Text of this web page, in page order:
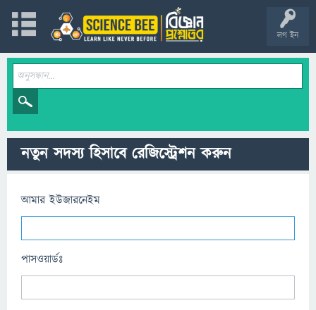
লগ ইন
নতুন সদস্য হিসাবে রেজিস্ট্রেশন করুন
আমার ইউজারনেইম
পাসওয়ার্ডঃ